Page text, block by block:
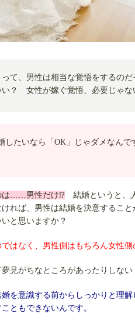
て、男性は相当な覚悟をするの
い？ 女性が嫁ぐ覚悟、必要じゃな
したいなら「OK」じゃダメなんで
は……男性だけ⁉ 結婚というと、
れば、男性は結婚を決意するこ
と思いますか？
はなく、男性側はもちろん女性側
見がちなところがあったりしな
を意識する前からしっかりと理
ともできないんです。